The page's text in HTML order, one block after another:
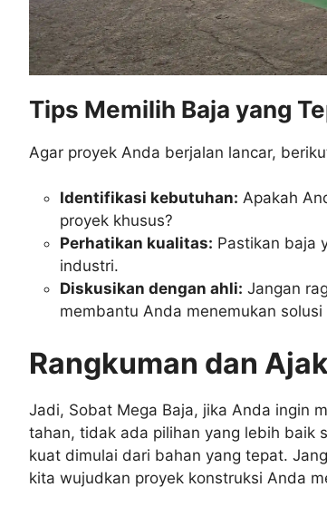
Tips Memilih Baja yang
Agar proyek Anda berjalan lancar,
Identifikasi kebutuhan: Apakah
proyek khusus?
Perhatikan kualitas: Pastikan baja
industri.
Diskusikan dengan ahli: Jangan
membantu Anda menemukan
Rangkuman dan
Jadi, Sobat Mega Baja, jika Anda ingin
tahan, tidak ada pilihan yang lebih baik
kuat dimulai dari bahan yang tepat.
kita wujudkan proyek konstruksi Anda